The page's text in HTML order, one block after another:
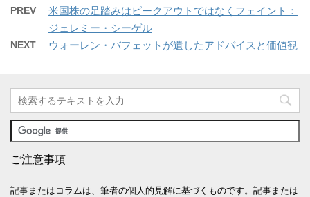
PREV
米国株の足踏みはピークアウトではなくフェイント：
ジェレミー・シーゲル
NEXT ウォーレン・バフェットが遺したアドバイスと価値観
ご注意事項
記事またはコラムは、筆者の個人的見解に基づくものです。記事または